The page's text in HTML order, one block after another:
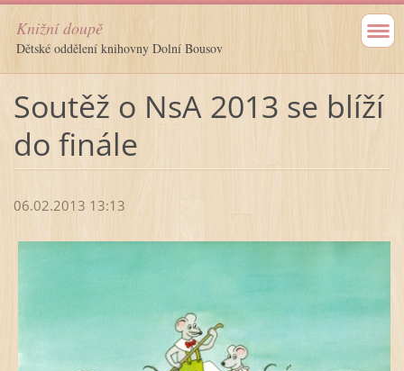
Knižní doupě
Dětské oddělení knihovny Dolní Bousov
Soutěž o NsA 2013 se blíží
do finále
06.02.2013 13:13